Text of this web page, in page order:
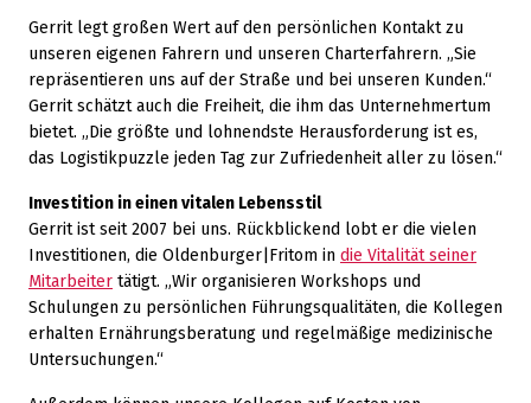
Gerrit legt großen Wert auf den persönlichen Kontakt zu
unseren eigenen Fahrern und unseren Charterfahrern. „Sie
repräsentieren uns auf der Straße und bei unseren Kunden.“
Gerrit schätzt auch die Freiheit, die ihm das Unternehmertum
bietet. „Die größte und lohnendste Herausforderung ist es,
das Logistikpuzzle jeden Tag zur Zufriedenheit aller zu lösen.“
Investition in einen vitalen Lebensstil
Gerrit ist seit 2007 bei uns. Rückblickend lobt er die vielen
Investitionen, die Oldenburger|Fritom in die Vitalität seiner
Mitarbeiter tätigt. „Wir organisieren Workshops und
Schulungen zu persönlichen Führungsqualitäten, die Kollegen
erhalten Ernährungsberatung und regelmäßige medizinische
Untersuchungen.“